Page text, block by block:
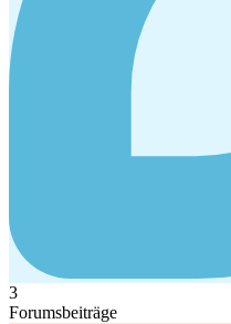
3
Forumsbeiträge